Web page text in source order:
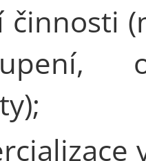
činnosti